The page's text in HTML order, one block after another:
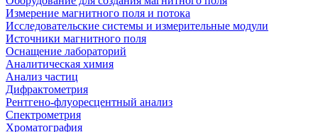
Измерение магнитного поля и потока
Исследовательские системы и измерительные модули
Источники магнитного поля
Оснащение лабораторий
Аналитическая химия
Анализ частиц
Дифрактометрия
Рентгено-флуоресцентный анализ
Спектрометрия
Хроматография